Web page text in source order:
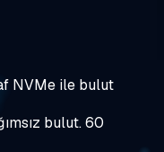
NVMe ile bulut
bulut. 60